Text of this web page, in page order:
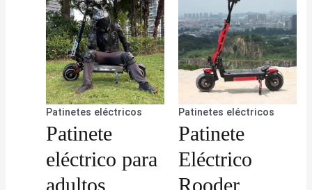
Patinetes eléctricos
Patinete
eléctrico para
adultos
Patinetes eléctricos
Patinete
Eléctrico
Rooder